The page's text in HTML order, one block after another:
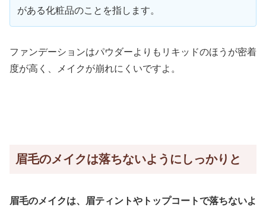
がある化粧品のことを指します。
ファンデーションはパウダーよりもリキッドのほうが密着
度が高く、メイクが崩れにくいですよ。
眉毛のメイクは落ちないようにしっかりと
眉毛のメイクは、眉ティントやトップコートで落ちないよ